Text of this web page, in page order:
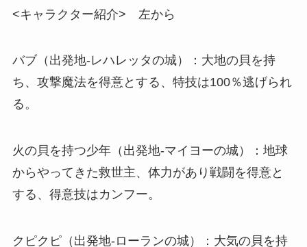
<キャラクター紹介> 左から
バブ（出発地-レハレッタの城）：大地の貝を持
ち、攻撃魔法を得意とする、特技は100％逃げられ
る。
火の貝を持つ少年（出発地-マイヨーの城）：地球
からやってきた救世主、体力があり戦闘を得意と
する、得意技はカンフー。
クピクピ（出発地-ローランの城）：大気の貝を持